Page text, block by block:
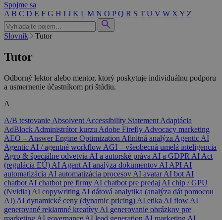
Spojme sa
A B C D E F G H I J K L M N O P Q R S T U V W X Y Z
Slovník Tutor
Tutor
Odborný lektor alebo mentor, ktorý poskytuje individuálnu podporu
a usmernenie účastníkom pri štúdiu.
A
A/B testovanie Absolvent Accessibility Statement Adaptácia
AdBlock Administrátor kurzu Adobe Firefly Advocacy marketing
AEO – Answer Engine Optimization Afinitná analýza Agentic AI
Agentic AI / agentné workflow AGI – všeobecná umelá inteligencia
Agro & špeciálne odvetvia AI a autorské práva AI a GDPR AI Act
(regulácia EÚ) AI Agent AI analýza dokumentov AI API AI
automatizácia AI automatizácia procesov AI avatarAI bot AI
chatbot AI chatbot pre firmy AI chatbot pre predaj AI chip / GPU
(Nvidia) AI copywriting AI dátová analytika (analýza dát pomocou
AI) AI dynamické ceny (dynamic pricing) AI etika AI flow AI
generované reklamné kreatívy AI generovanie obrázkov pre
marketing AI governance AI lead generation AI marketing AI